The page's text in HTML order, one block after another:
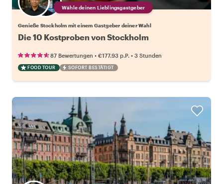
Wähle deinen Lieblingsgastgeber
Genieße Stockholm mit einem Gastgeber deiner Wahl
Die 10 Kostproben von Stockholm
87 Bewertungen • €177.93 p.P. • 3 Stunden
FOOD TOUR SOFORT BESTÄTIGT